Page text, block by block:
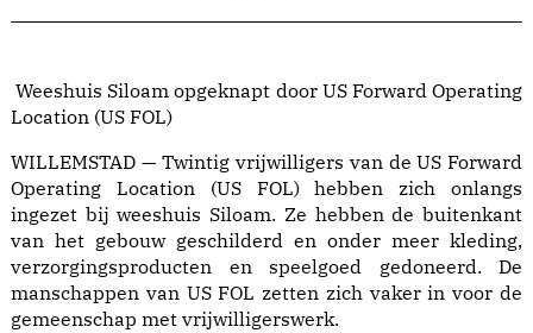
Weeshuis Siloam opgeknapt door US Forward Operating
Location (US FOL)
WILLEMSTAD — Twintig vrijwilligers van de US Forward
Operating Location (US FOL) hebben zich onlangs
ingezet bij weeshuis Siloam. Ze hebben de buitenkant
van het gebouw geschilderd en onder meer kleding,
verzorgingsproducten en speelgoed gedoneerd. De
manschappen van US FOL zetten zich vaker in voor de
gemeenschap met vrijwilligerswerk.